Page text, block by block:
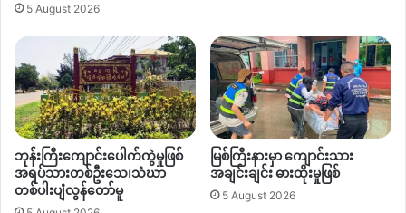
5 August 2026
ဘုန်းကြီးကျောင်းပေါက်ကွဲမှုဖြစ်
အရပ်သားတစ်ဦးသေ၊သံဃာ
တစ်ပါးပျံလွန်တော်မူ
မြစ်ကြီးနားမှာ ကျောင်းသား
အချင်းချင်း ဓားထိုးမှုဖြစ်
5 August 2026